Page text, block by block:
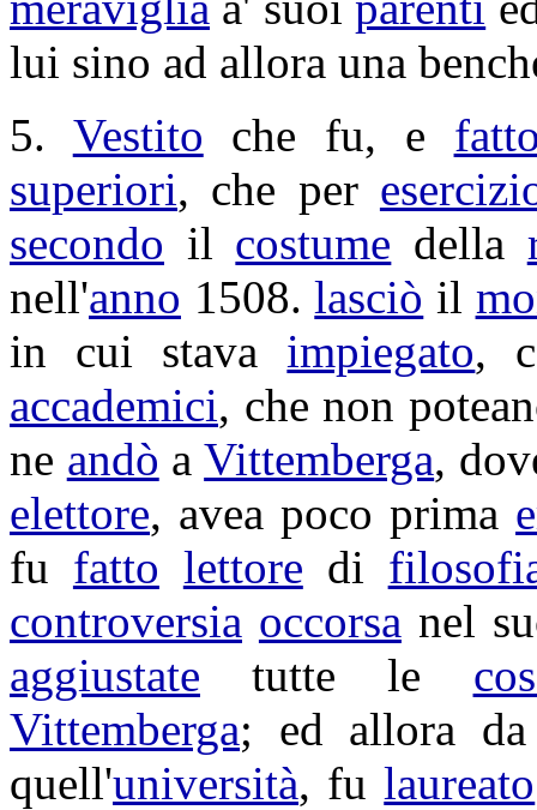
lui sino ad allora una
5. Vestito che fu, e
superiori, che per
secondo il costume della
nell'anno 1508.lasciò il
in cui stava impiegato,
accademici, che non
ne andò aVittemberga,
elettore, avea poco prima
fu fatto lettore di
controversia occorsa nel
aggiustate tutte le
Vittemberga; ed allora
quell'università, fulaureato